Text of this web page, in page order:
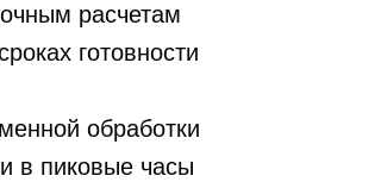
расчетам
готовности
обработки
в пиковые часы